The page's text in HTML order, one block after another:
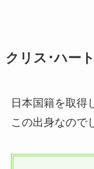
クリス･ハー
日本国籍を取得
この出身なので